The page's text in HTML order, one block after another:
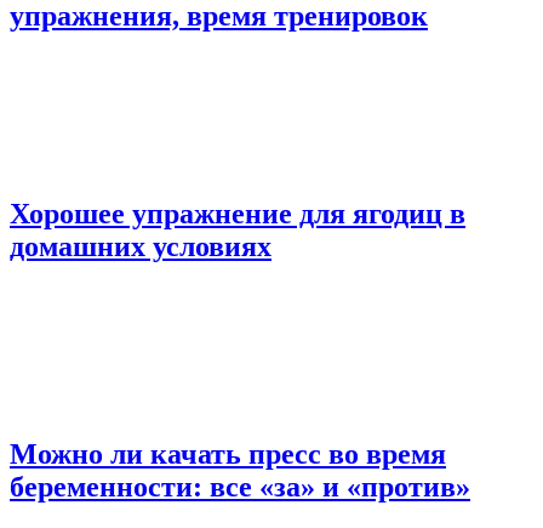
упражнения, время тренировок
Хорошее упражнение для ягодиц в
домашних условиях
Можно ли качать пресс во время
беременности: все «за» и «против»